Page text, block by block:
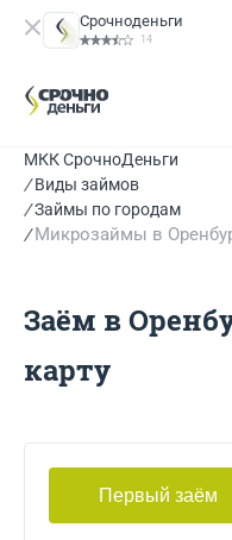
Срочноденьги
14
МКК СрочноДеньги
Виды займов
Займы по городам
Микрозаймы в
Заём в
карту
Первый заём